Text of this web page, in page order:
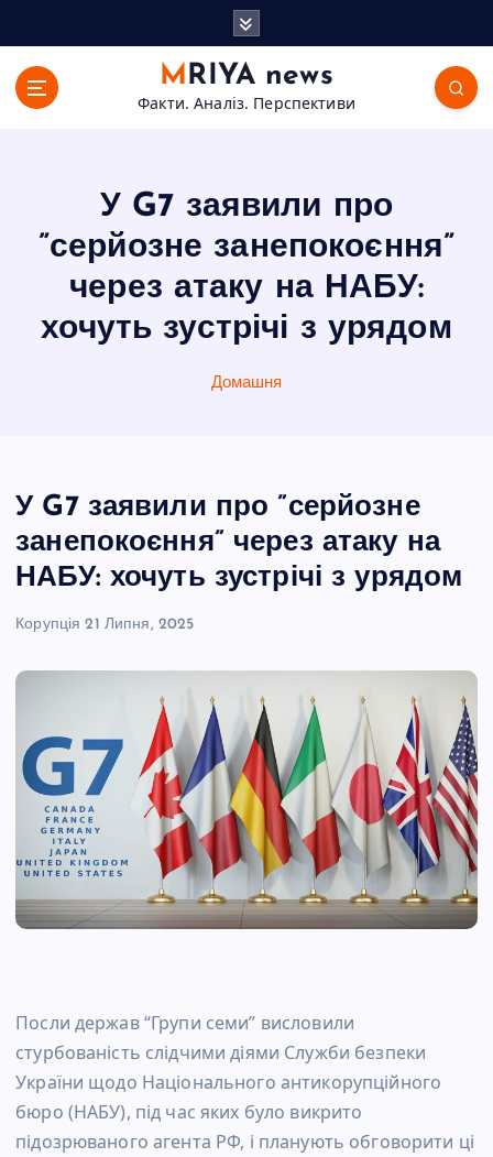
MRIYA news
Факти. Аналіз. Перспективи
У G7 заявили про
”серйозне занепокоєння”
через атаку на НАБУ:
хочуть зустрічі з урядом
Домашня
У G7 заявили про ”серйозне
занепокоєння” через атаку на
НАБУ: хочуть зустрічі з урядом
Корупція 21 Липня, 2025
Посли держав “Групи семи” висловили
стурбованість слідчими діями Служби безпеки
України щодо Національного антикорупційного
бюро (НАБУ), під час яких було викрито
підозрюваного агента РФ, і планують обговорити ці